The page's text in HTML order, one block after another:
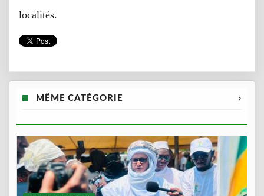
localités.
MÊME CATÉGORIE ›